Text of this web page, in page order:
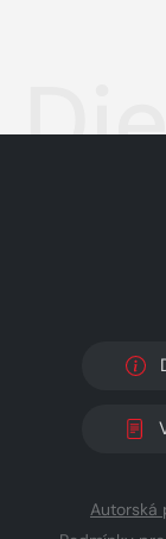
Autorská